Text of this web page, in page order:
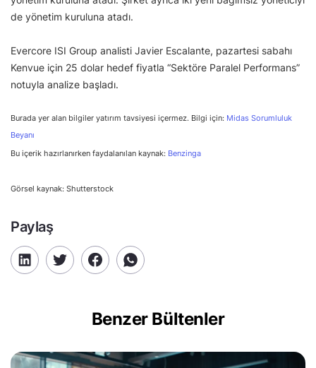
de yönetim kuruluna atadı.
Evercore ISI Group analisti Javier Escalante, pazartesi sabahı
Kenvue için 25 dolar hedef fiyatla “Sektöre Paralel Performans”
notuyla analize başladı.
Burada yer alan bilgiler yatırım tavsiyesi içermez. Bilgi için: Midas Sorumluluk
Beyanı
Bu içerik hazırlanırken faydalanılan kaynak: Benzinga
Görsel kaynak: Shutterstock
Paylaş
Benzer Bültenler